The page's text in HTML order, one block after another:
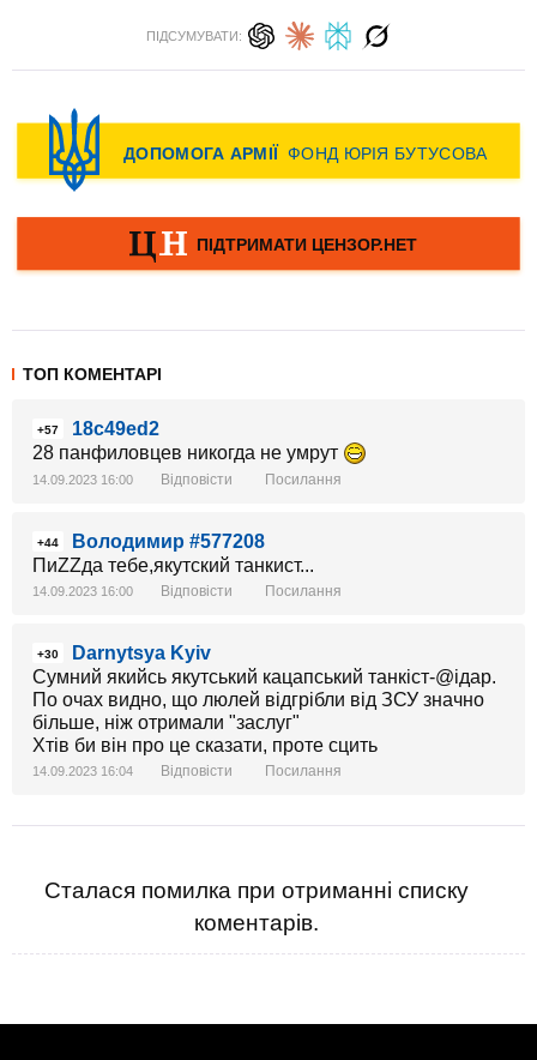
ПІДСУМУВАТИ:
ТОП КОМЕНТАРІ
+57
18c49ed2
28 панфиловцев никогда не умрут
14.09.2023 16:00 Відповісти Посилання
+44
Володимир #577208
ПиZZда тебе,якутский танкист...
14.09.2023 16:00 Відповісти Посилання
+30
Darnytsya Kyiv
Сумний якийсь якутський кацапський танкіст-@ідар.
По очах видно, що люлей відгрібли від ЗСУ значно
більше, ніж отримали "заслуг"
Хтів би він про це сказати, проте сцить
14.09.2023 16:04 Відповісти Посилання
Сталася помилка при отриманні списку
коментарів.